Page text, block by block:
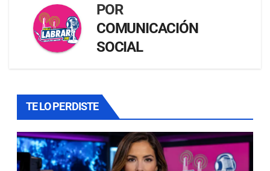
POR
COMUNICACIÓN
SOCIAL
TE LO PERDISTE